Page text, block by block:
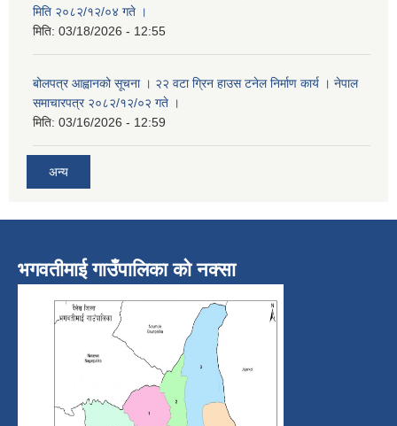
मिति २०८२/१२/०४ गते ।
मिति: 03/18/2026 - 12:55
बोलपत्र आह्वानको सूचना । २२ वटा ग्रिन हाउस टनेल निर्माण कार्य । नेपाल
समाचारपत्र २०८२/१२/०२ गते ।
मिति: 03/16/2026 - 12:59
अन्य
भगवतीमाई गाउँपालिका को नक्सा